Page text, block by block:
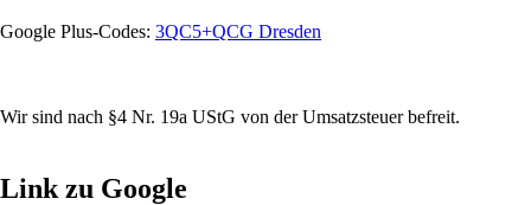
Google Plus-Codes: 3QC5+QCG Dresden
Wir sind nach §4 Nr. 19a UStG von der Umsatzsteuer befreit.
Link zu Google